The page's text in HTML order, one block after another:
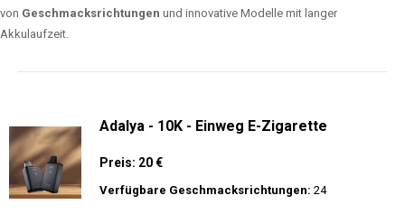
von Geschmacksrichtungen und innovative Modelle mit langer
Akkulaufzeit.
Adalya - 10K - Einweg E-Zigarette
Preis: 20 €
Verfügbare Geschmacksrichtungen: 24